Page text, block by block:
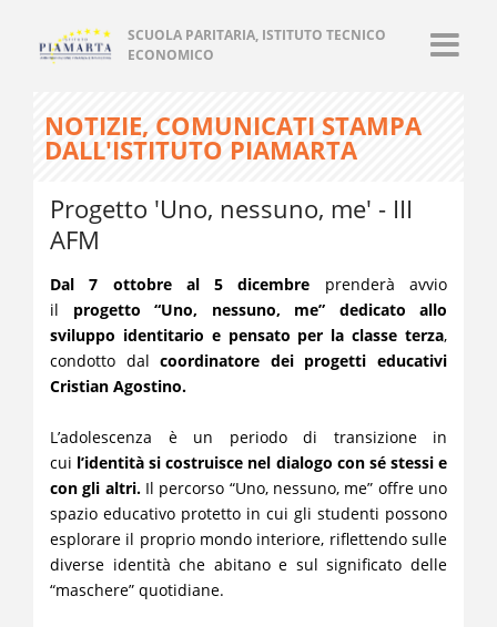
SCUOLA PARITARIA, ISTITUTO TECNICO
ECONOMICO
NOTIZIE, COMUNICATI STAMPA
DALL'ISTITUTO PIAMARTA
Progetto 'Uno, nessuno, me' - III
AFM
Dal 7 ottobre al 5 dicembre prenderà avvio
il progetto “Uno, nessuno, me” dedicato allo
sviluppo identitario e pensato per la classe terza,
condotto dalcoordinatore dei progetti educativi
Cristian Agostino.
L’adolescenza è un periodo di transizione in
cui l’identità si costruisce nel dialogo con sé stessi e
con gli altri.Il percorso “Uno, nessuno, me” offre uno
spazio educativo protetto in cui gli studenti possono
esplorare il proprio mondo interiore, riflettendo sulle
diverse identità che abitano e sul significato delle
“maschere” quotidiane.